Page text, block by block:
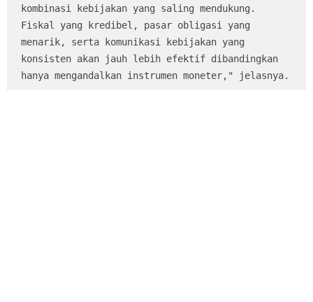
kombinasi kebijakan yang saling mendukung.
Fiskal yang kredibel, pasar obligasi yang
menarik, serta komunikasi kebijakan yang
konsisten akan jauh lebih efektif dibandingkan
hanya mengandalkan instrumen moneter," jelasnya.